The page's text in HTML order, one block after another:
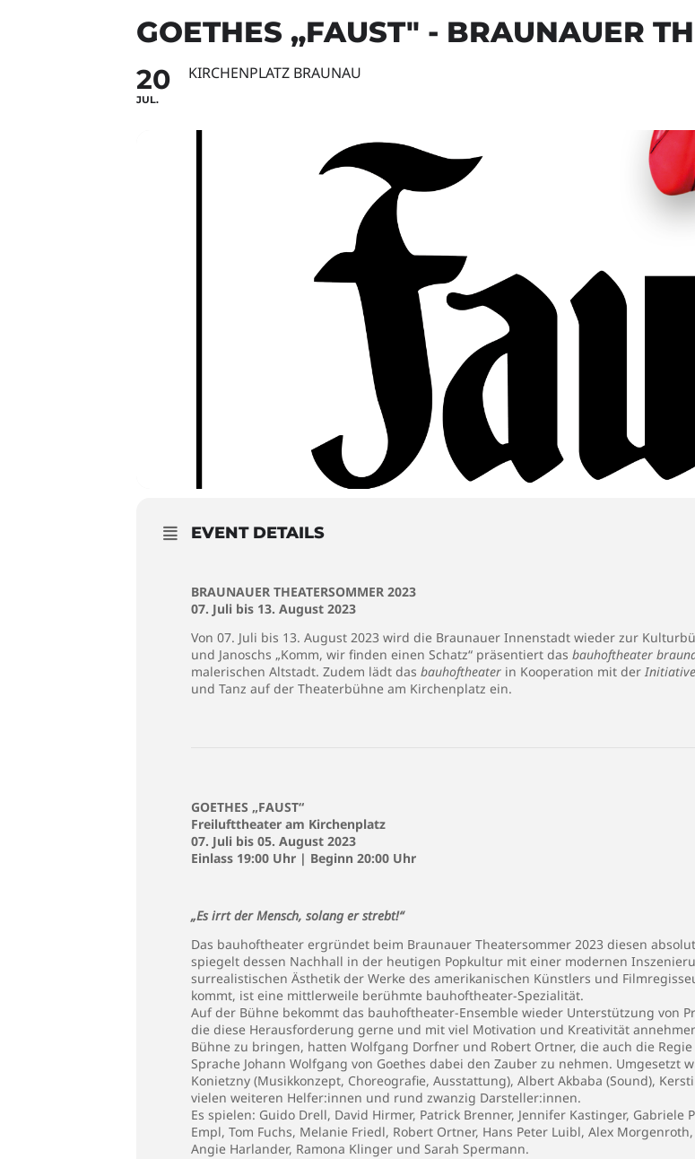
GOETHES „FAUST" - BRAUNAUER
20
JUL.
KIRCHENPLATZ BRAUNAU
EVENT DETAILS
BRAUNAUER THEATERSOMMER 2023
07. Juli bis 13. August 2023
Von 07. Juli bis 13. August 2023 wird die Braunauer Innenstadt wieder zur
und Janoschs „Komm, wir finden einen Schatz“ präsentiert das bauhoftheater
malerischen Altstadt. Zudem lädt das bauhoftheater in Kooperation mit der
und Tanz auf der Theaterbühne am Kirchenplatz ein.
GOETHES „FAUST“
Freilufttheater am Kirchenplatz
07. Juli bis 05. August 2023
Einlass 19:00 Uhr | Beginn 20:00 Uhr
„Es irrt der Mensch, solang er strebt!“
Das bauhoftheater ergründet beim Braunauer Theatersommer 2023 diesen
spiegelt dessen Nachhall in der heutigen Popkultur mit einer modernen
surrealistischen Ästhetik der Werke des amerikanischen Künstlers und
kommt, ist eine mittlerweile berühmte bauhoftheater-Spezialität.
Auf der Bühne bekommt das bauhoftheater-Ensemble wieder Unterstützung von
die diese Herausforderung gerne und mit viel Motivation und Kreativität
Bühne zu bringen, hatten Wolfgang Dorfner und Robert Ortner, die auch die
Sprache Johann Wolfgang von Goethes dabei den Zauber zu nehmen. Umgesetzt
Konietzny (Musikkonzept, Choreografie, Ausstattung), Albert Akbaba (Sound),
vielen weiteren Helfer:innen und rund zwanzig Darsteller:innen.
Es spielen: Guido Drell, David Hirmer, Patrick Brenner, Jennifer Kastinger, Gabriele
Empl, Tom Fuchs, Melanie Friedl, Robert Ortner, Hans Peter Luibl, Alex
Angie Harlander, Ramona Klinger und Sarah Spermann.